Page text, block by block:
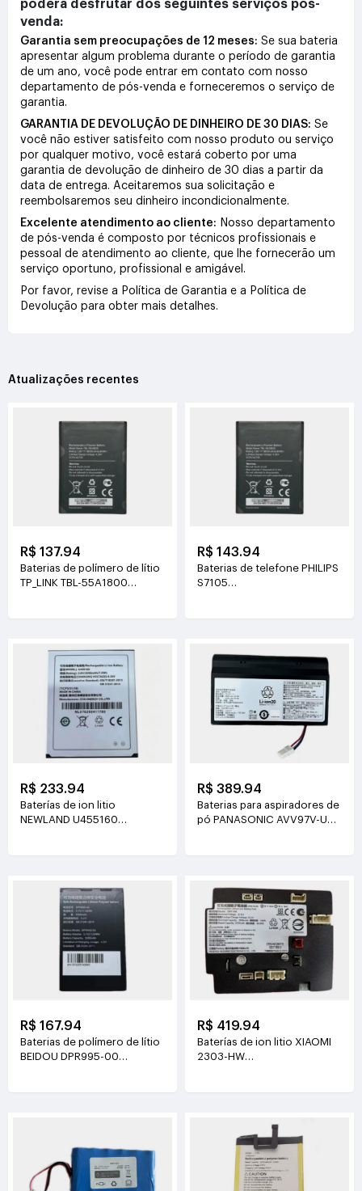
poderá desfrutar dos seguintes serviços pós-
venda:
Garantia sem preocupações de 12 meses: Se sua bateria
apresentar algum problema durante o período de garantia
de um ano, você pode entrar em contato com nosso
departamento de pós-venda e forneceremos o serviço de
garantia.
GARANTIA DE DEVOLUÇÃO DE DINHEIRO DE 30 DIAS: Se
você não estiver satisfeito com nosso produto ou serviço
por qualquer motivo, você estará coberto por uma
garantia de devolução de dinheiro de 30 dias a partir da
data de entrega. Aceitaremos sua solicitação e
reembolsaremos seu dinheiro incondicionalmente.
Excelente atendimento ao cliente: Nosso departamento
de pós-venda é composto por técnicos profissionais e
pessoal de atendimento ao cliente, que lhe fornecerão um
serviço oportuno, profissional e amigável.
Por favor, revise a Política de Garantia e a Política de
Devolução para obter mais detalhes.
Atualizações recentes
R$ 137.94
Baterias de polímero de lítio
TP_LINK TBL-55A1800
R$ 143.94
Baterias de telefone PHILIPS
S7105
R$ 233.94
Baterías de ion litio
NEWLAND U455160
R$ 389.94
Baterias para aspiradores de
pó PANASONIC AVV97V-U3
R$ 167.94
Baterias de polímero de lítio
BEIDOU DPR995-00
R$ 419.94
Baterías de ion litio XIAOMI
2303-HW